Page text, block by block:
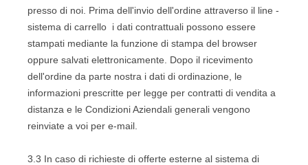
presso di noi. Prima dell'invio dell'ordine attraverso il line -
sistema di carrello i dati contrattuali possono essere
stampati mediante la funzione di stampa del browser
oppure salvati elettronicamente. Dopo il ricevimento
dell'ordine da parte nostra i dati di ordinazione, le
informazioni prescritte per legge per contratti di vendita a
distanza e le Condizioni Aziendali generali vengono
reinviate a voi per e-mail.
3.3 In caso di richieste di offerte esterne al sistema di